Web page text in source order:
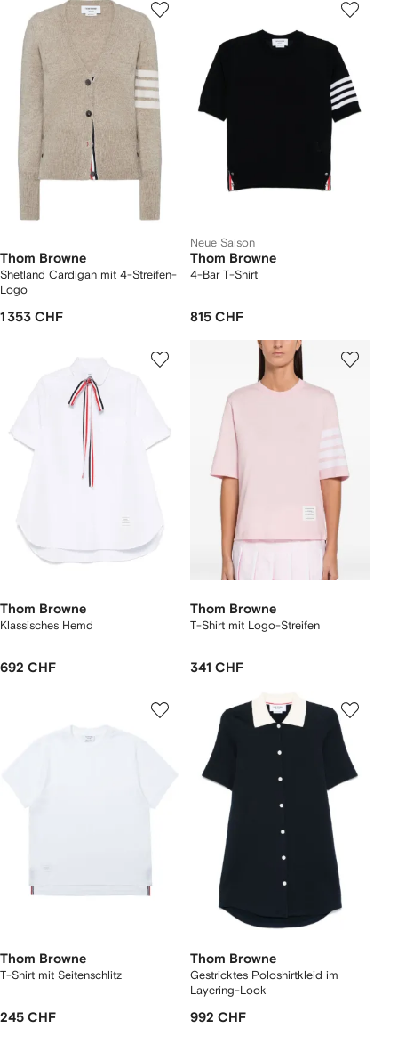
Thom Browne
Shetland Cardigan mit 4-Streifen-
Logo
1 353 CHF
Neue Saison
Thom Browne
4-Bar T-Shirt
815 CHF
Thom Browne
Klassisches Hemd
692 CHF
Thom Browne
T-Shirt mit Logo-Streifen
341 CHF
Thom Browne
T-Shirt mit Seitenschlitz
245 CHF
Thom Browne
Gestricktes Poloshirtkleid im
Layering-Look
992 CHF